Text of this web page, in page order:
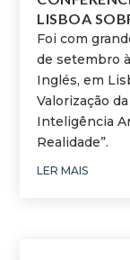
LISBOA
Foi com
de setembro
Inglés, em
Valorização
Inteligência
Realidade”.
LER MAIS